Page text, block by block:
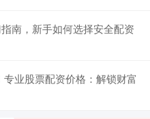
南，新手如何选择安全配资
业股票配资价格：解锁财富